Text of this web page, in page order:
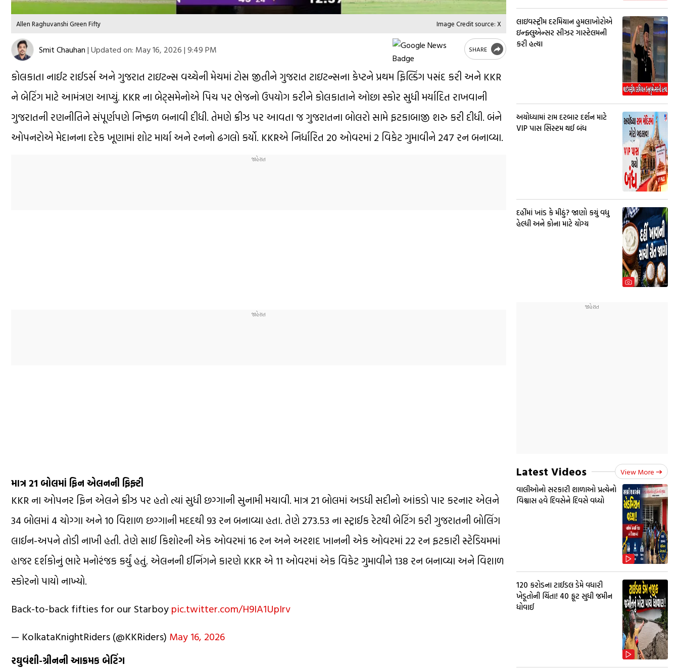
Allen Raghuvanshi Green Fifty Image Credit source: X
Smit Chauhan | Updated on: May 16, 2026 | 9:49 PM SHARE
કોલકાતા નાઈટ રાઈડર્સ અને ગુજરાત ટાઇટન્સ વચ્ચેની મેચમાં ટોસ જીતીને ગુજરાત ટાઇટન્સના કેપ્ટને પ્રથમ ફિલ્ડિંગ પસંદ કરી અને KKR
ને બેટિંગ માટે આમંત્રણ આપ્યું. KKR ના બેટ્સમેનોએ પિચ પર ભેજનો ઉપયોગ કરીને કોલકાતાને ઓછા સ્કોર સુધી મર્યાદિત રાખવાની
ગુજરાતની રણનીતિને સંપૂર્ણપણે નિષ્ફળ બનાવી દીધી. તેમણે ક્રીઝ પર આવતા જ ગુજરાતના બોલરો સામે ફટકાબાજી શરુ કરી દીધી. બંને
ઓપનરોએ મેદાનના દરેક ખૂણામાં શોટ માર્યા અને રનનો ઢગલો કર્યો. KKRએ નિર્ધારિત 20 ઓવરમાં 2 વિકેટ ગુમાવીને 247 રન બનાવ્યા.
માત્ર 21 બોલમાં ફિન એલનની ફિફ્ટી
KKR ના ઓપનર ફિન એલને ક્રીઝ પર હતો ત્યાં સુધી છગ્ગાની સુનામી મચાવી. માત્ર 21 બોલમાં અડધી સદીનો આંકડો પાર કરનાર એલને
34 બોલમાં 4 ચોગ્ગા અને 10 વિશાળ છગ્ગાની મદદથી 93 રન બનાવ્યા હતા. તેણે 273.53 ના સ્ટ્રાઈક રેટથી બેટિંગ કરી ગુજરાતની બોલિંગ
લાઈન-અપને તોડી નાખી હતી. તેણે સાઈ કિશોરની એક ઓવરમાં 16 રન અને અરશદ ખાનની એક ઓવરમાં 22 રન ફટકારી સ્ટેડિયમમાં
હાજર દર્શકોનું ભારે મનોરંજક કર્યું હતું. એલનની ઈનિંગને કારણે KKR એ 11 ઓવરમાં એક વિકેટ ગુમાવીને 138 રન બનાવ્યા અને વિશાળ
સ્કોરનો પાયો નાખ્યો.
Back-to-back fifties for our Starboy pic.twitter.com/H9IA1UpIrv
— KolkataKnightRiders (@KKRiders) May 16, 2026
રઘુવંશી-ગ્રીનની આક્રમક બેટિંગ
લાઇવસ્ટ્રીમ દરમિયાન હુમલાખોરોએ
ઇન્ફ્લુએન્સર સીઝર ગાસ્ટેલમની
કરી હત્યા
અયોધ્યામાં રામ દરબાર દર્શન માટે
VIP પાસ સિસ્ટમ થઈ બંધ
દહીંમાં ખાંડ કે મીઠું? જાણો કયું વધુ
હેલ્ધી અને કોના માટે યોગ્ય
Latest Videos View More
વાલીઓનો સરકારી શાળાઓ પ્રત્યેનો
વિશ્વાસ હવે દિવસેને દિવસે વધ્યો
₹120 કરોડના ટાઈડલ ડેમે વધારી
ખેડૂતોની ચિંતા! 40 ફૂટ સુધી જમીન
ધોવાઈ